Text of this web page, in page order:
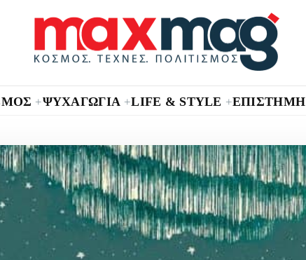
+ΨΥΧΑΓΩΓΙΑ +LIFE & STYLE +ΕΠΙΣΤΗΜΗ